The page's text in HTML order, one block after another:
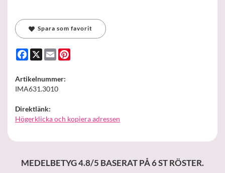
Spara som favorit
Facebook
X Email
Artikelnummer:
IMA631.3010
Direktlänk:
Högerklicka och kopiera adressen
MEDELBETYG4.8/5 BASERAT PÅ6ST RÖSTER.